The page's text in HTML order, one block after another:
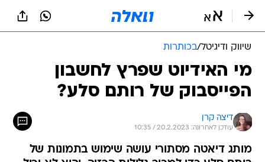
שיווק ודיגיטל/בכותרות
מי האידיוט שפרץ לחשבון
הפייסבוק של רותם סלע?
דיצה קרן
עודכן לאחרונה: 20.2.2023 / 10:35
מותג דיאטה מסתורי עושה שימוש בתמונות של